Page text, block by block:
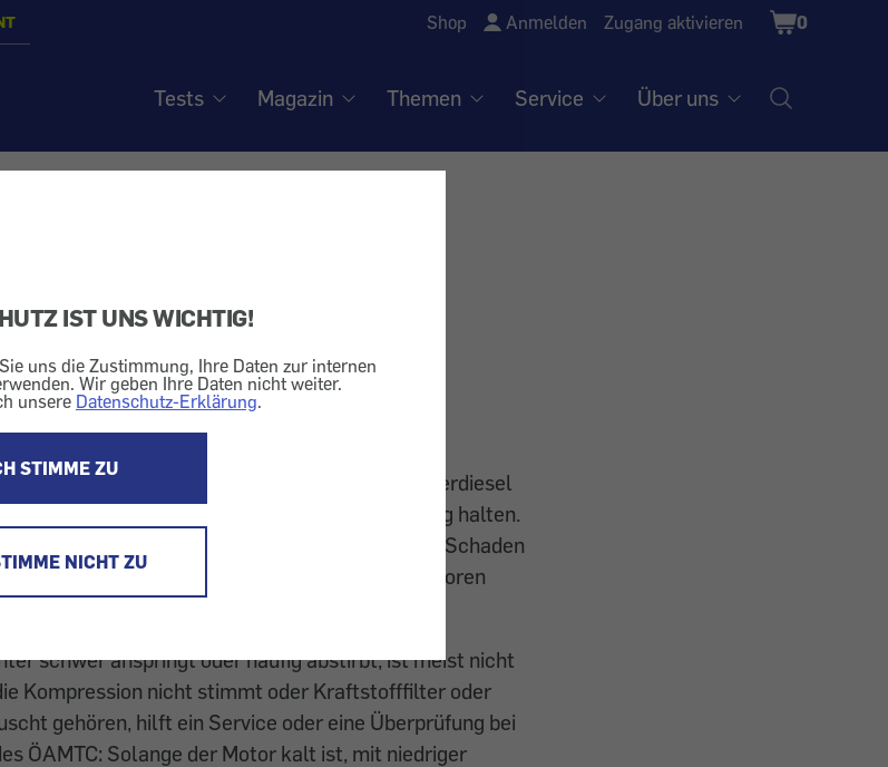
IST UNS WICHTIG!
uns die Zustimmung, Ihre Daten zur internen
Wir geben Ihre Daten nicht weiter.
unsere Datenschutz-Erklärung.
STIMME ZU
NICHT ZU
Shop Anmelden Zugang aktivieren
Shopping
Cart
0
Tests Magazin Themen Service Über uns
- Fließverbesserer
zum Diesel geben?
den heimischen Tankstellen ohnehin nur Winterdiesel
die den Kraftstoff bis minus 20 Grad fließfähig halten.
immer noch im Handel. Sie können aber eher Schaden
Petroleum oder Benzin. Moderne Dieselmotoren
Kraftstoffbeschaffenheit schlecht.
schwer anspringt oder häufig abstirbt, ist meist nicht
Kompression nicht stimmt oder Kraftstofffilter oder
gehören, hilft ein Service oder eine Überprüfung bei
ÖAMTC: Solange der Motor kalt ist, mit niedriger